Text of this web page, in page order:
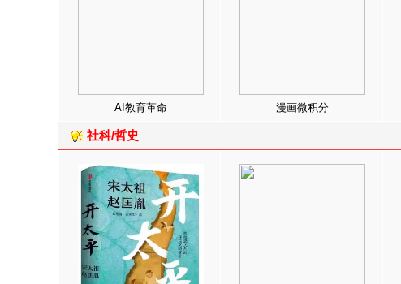
AI教育革命 漫画微积分
社科/哲史